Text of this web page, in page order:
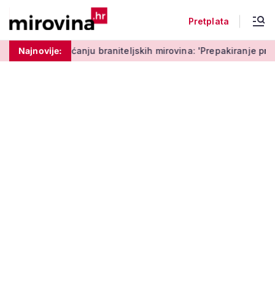
Pretplata
Najnovije:
braniteljskih mirovina: 'Prepakiranje prijedloga Možemo!'